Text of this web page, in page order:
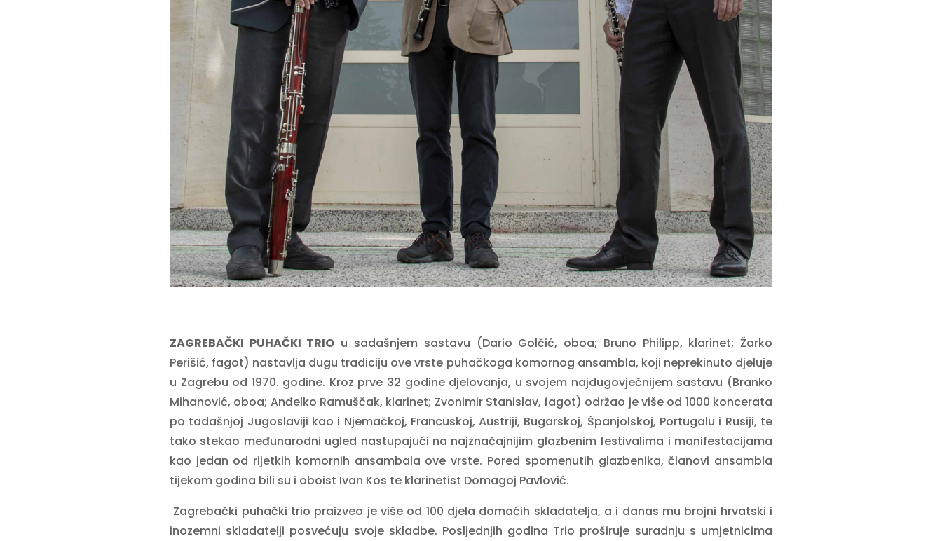
ZAGREBAČKI PUHAČKI TRIO u sadašnjem sastavu (Dario Golčić, oboa; Bruno Philipp, klarinet; Žarko
Perišić, fagot) nastavlja dugu tradiciju ove vrste puhačkoga komornog ansambla, koji neprekinuto djeluje
u Zagrebu od 1970. godine. Kroz prve 32 godine djelovanja, u svojem najdugovječnijem sastavu (Branko
Mihanović, oboa; Anđelko Ramuščak, klarinet; Zvonimir Stanislav, fagot) održao je više od 1000 koncerata
po tadašnjoj Jugoslaviji kao i Njemačkoj, Francuskoj, Austriji, Bugarskoj, Španjolskoj, Portugalu i Rusiji, te
tako stekao međunarodni ugled nastupajući na najznačajnijim glazbenim festivalima i manifestacijama
kao jedan od rijetkih komornih ansambala ove vrste. Pored spomenutih glazbenika, članovi ansambla
tijekom godina bili su i oboist Ivan Kos te klarinetist Domagoj Pavlović.
Zagrebački puhački trio praizveo je više od 100 djela domaćih skladatelja, a i danas mu brojni hrvatski i
inozemni skladatelji posvećuju svoje skladbe. Posljednjih godina Trio proširuje suradnju s umjetnicima